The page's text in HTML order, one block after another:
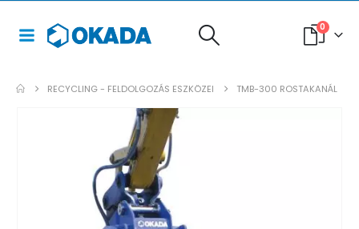
0
RECYCLING - FELDOLGOZÁS ESZKÖZEI TMB-300 ROSTAKANÁL